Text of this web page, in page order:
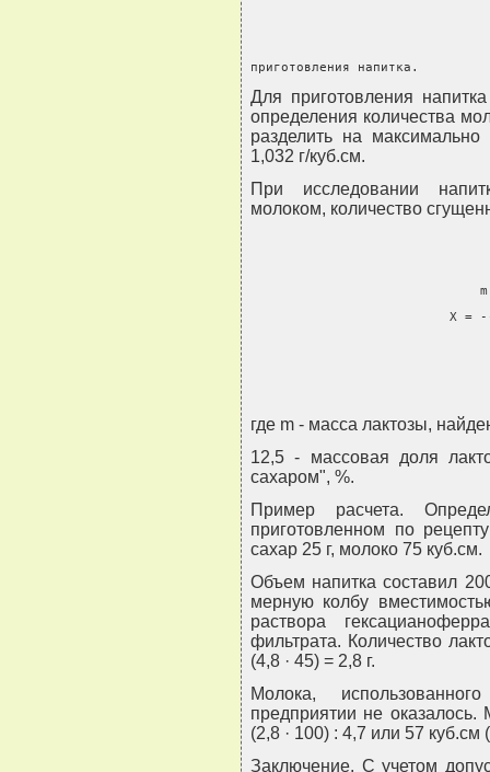
приготовления напитка.
Для приготовления
определения количества
разделить на
1,032 г/куб.см.
При исследовании
молоком, количество
X =
где m - масса лактозы,
12,5 - массовая доля
сахаром", %.
Пример расчета.
приготовленном по
сахар 25 г, молоко 75 куб.см.
Объем напитка составил
мерную колбу
раствора
фильтрата. Количество
(4,8 · 45) = 2,8 г.
Молока,
предприятии не
(2,8 · 100) : 4,7 или 57 куб.см
Заключение. С учетом